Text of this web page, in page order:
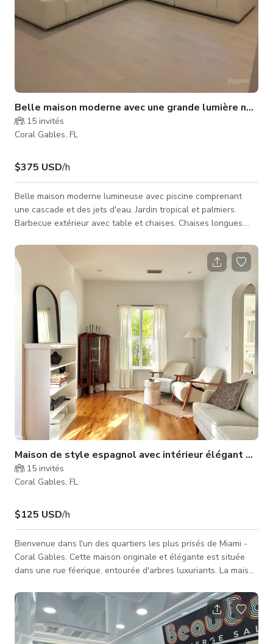
Belle maison moderne avec une grande lumière
15 invités
Coral Gables, FL
$375 USD/h
Belle maison moderne lumineuse avec piscine comprenant
une cascade et des jets d'eau. Jardin tropical et palmiers.
Barbecue extérieur avec table et chaises. Chaises longues.
excellent éclairage et murs blancs. Cuisine italienne blanche
avec plans de travail en porcelaine blanche.
Maison de style espagnol avec intérieur élégant mid-
15 invités
Coral Gables, FL
$125 USD/h
Bienvenue dans l'un des quartiers les plus prisés de Miami -
Coral Gables. Cette maison originale et élégante est située
dans une rue féerique, entourée d'arbres luxuriants. La maison
meubles anciens soigneusement sélectionnés. Vous pouvez
tout faire avec ce cadre, apporter vos accessoires ou décors
personnalisés pour améliorer votre projet, à condition que tout
soit remis en place. Profitez de la lumière naturelle et de l